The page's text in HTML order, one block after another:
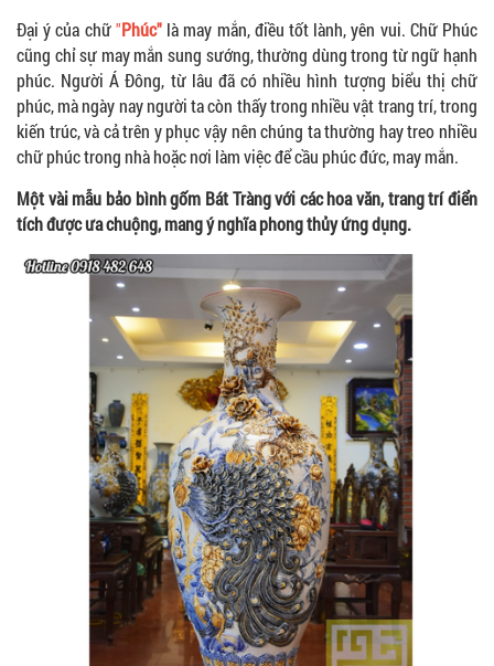
Đại ý của chữ"Phúc"là may mắn, điều tốt lành, yên vui. Chữ Phúc
cũng chỉ sự may mắn sung sướng, thường dùng trong từ ngữ hạnh
phúc. Người Á Đông, từ lâu đã có nhiều hình tượng biểu thị chữ
phúc, mà ngày nay người ta còn thấy trong nhiều vật trang trí, trong
kiến trúc, và cả trên y phục vậy nên chúng ta thường hay treo nhiều
chữ phúc trong nhà hoặc nơi làm việc để cầu phúc đức, may mắn.
Một vài mẫu bảo bình gốm Bát Tràng với các hoa văn, trang trí điển
tích được ưa chuộng, mang ý nghĩa phong thủy ứng dụng.